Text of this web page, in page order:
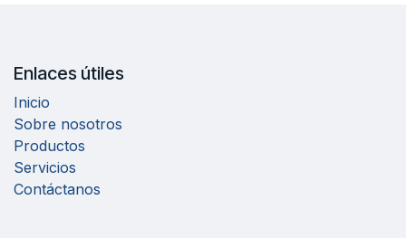
Enlaces útiles
Inicio
Sobre nosotros
Productos
Servicios
Contáctanos